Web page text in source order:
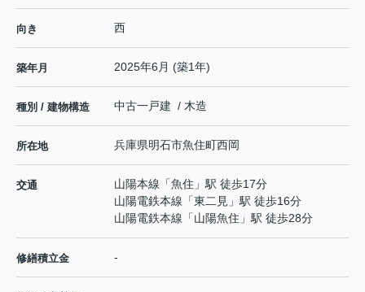
向き 西
築年月 2025年6月 (築1年)
種別 / 建物構造 中古一戸建 / 木造
所在地 兵庫県明石市魚住町西岡
交通 山陽本線 「魚住 」駅 徒歩17分
山陽電鉄本線 「東二見 」駅 徒歩16分
山陽電鉄本線 「山陽魚住 」駅 徒歩28分
修繕積立金 -